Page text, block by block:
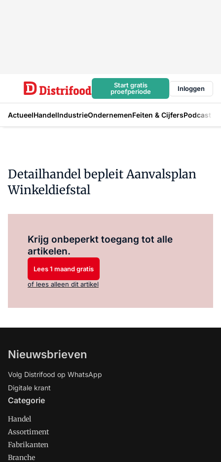
Start gratis
proefperiode
Inloggen
ActueelHandelIndustrieOndernemenFeiten & CijfersPodcast
Detailhandel bepleit Aanvalsplan
Winkeldiefstal
Krijg onbeperkt toegang tot alle
artikelen.
Lees 1 maand gratis
of lees alleen dit artikel
Nieuwsbrieven
Volg Distrifood op WhatsApp
Digitale krant
Categorie
Handel
Assortiment
Fabrikanten
Branche